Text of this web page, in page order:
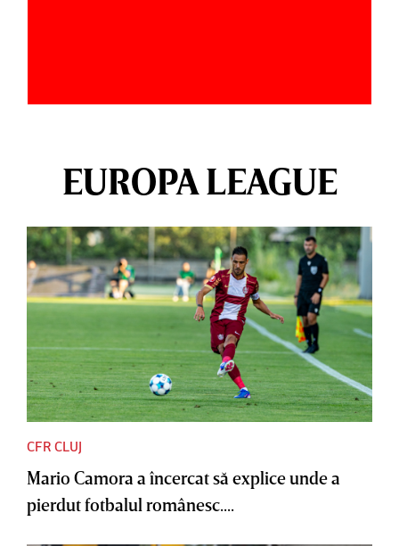
EUROPA LEAGUE
CFR CLUJ
Mario Camora a încercat să explice unde a
pierdut fotbalul românesc....